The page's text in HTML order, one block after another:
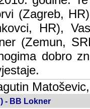
(Zagreb,
HR),
(Zemun,
dobro
- BB Lokner